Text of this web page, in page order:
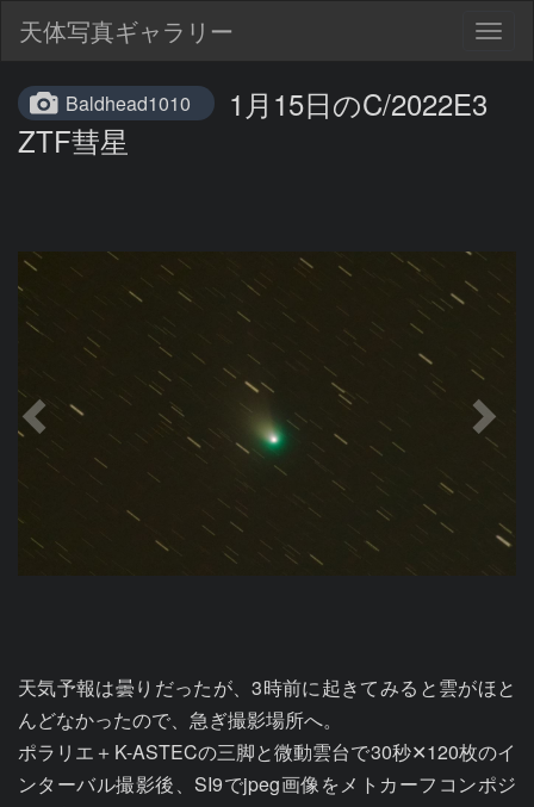
天体写真ギャラリー
Baldhead1010
1月15日のC/2022E3
ZTF彗星
天気予報は曇りだったが、3時前に起きてみると雲がほと
んどなかったので、急ぎ撮影場所へ。
ポラリエ＋K-ASTECの三脚と微動雲台で30秒✕120枚のイ
ンターバル撮影後、SI9でjpeg画像をメトカーフコンポジ